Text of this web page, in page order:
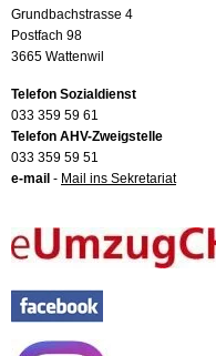
Grundbachstrasse 4
Postfach 98
3665 Wattenwil
Telefon Sozialdienst
033 359 59 61
Telefon AHV-Zweigstelle
033 359 59 51
e-mail - Mail ins Sekretariat